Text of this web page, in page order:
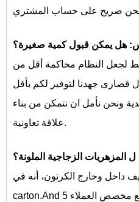
هل يمكن قبول كمية صغيرة؟
لجعل النظام محاكمة أقل من
قصارى جهدنا لتوفير لكم بأقل
ونحن نأمل ان نتمكن من بناء
علاقة تعاونية.
ل المزهريات الزجاجية الملونة؟
داخل وخارج الكرتون، أنه في